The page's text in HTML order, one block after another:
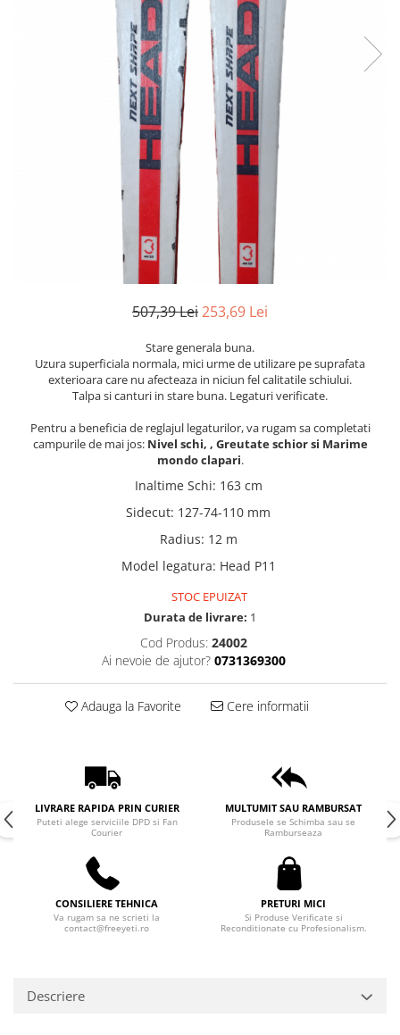
Bețe noi modele feminine
507,39 Lei253,69 Lei
Stare generala buna.
Uzura superficiala normala, mici urme de utilizare pe suprafata
exterioara care nu afecteaza in niciun fel calitatile schiului.
Talpa si canturi in stare buna. Legaturi verificate.
Pentru a beneficia de reglajul legaturilor, va rugam sa completati
campurile de mai jos: Nivel schi, , Greutate schior si Marime
mondo clapari.
Inaltime Schi: 163 cm
Sidecut: 127-74-110 mm
Radius: 12 m
Model legatura: Head P11
STOC EPUIZAT
Durata de livrare: 1
Cod Produs: 24002
Ai nevoie de ajutor? 0731369300
Adauga la Favorite Cere informatii
LIVRARE RAPIDA PRIN CURIER
Puteti alege serviciile DPD si Fan
Courier
MULTUMIT SAU RAMBURSAT
Produsele se Schimba sau se
Ramburseaza
CONSILIERE TEHNICA
Va rugam sa ne scrieti la
contact@freeyeti.ro
PRETURI MICI
Si Produse Verificate si
Reconditionate cu Profesionalism.
Descriere